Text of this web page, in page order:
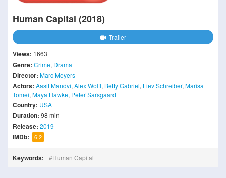
Human Capital (2018)
Trailer
Views: 1663
Genre: Crime, Drama
Director: Marc Meyers
Actors: Aasif Mandvi, Alex Wolff, Betty Gabriel, Liev Schreiber, Marisa
Tomei, Maya Hawke, Peter Sarsgaard
Country: USA
Duration: 98 min
Release: 2019
IMDb: 6.2
Keywords: Human Capital